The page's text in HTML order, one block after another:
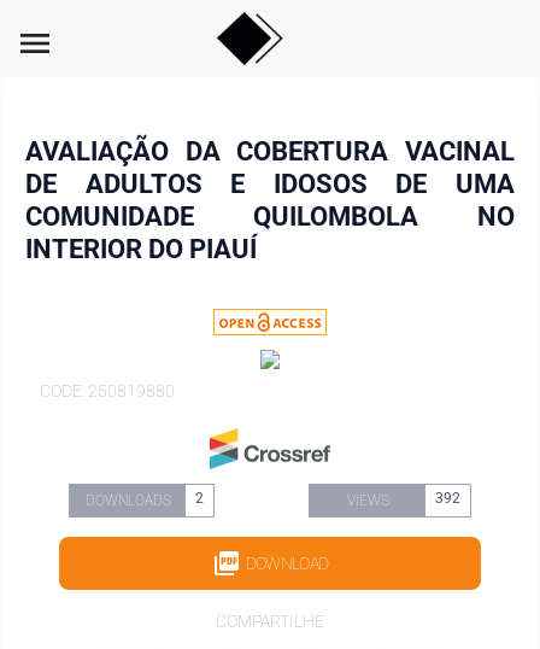
menu
AVALIAÇÃO DA COBERTURA VACINAL
DE ADULTOS E IDOSOS DE UMA
COMUNIDADE QUILOMBOLA NO
INTERIOR DO PIAUÍ
CODE: 250819880
DOWNLOADS 2 VIEWS 392
DOWNLOAD
COMPARTILHE